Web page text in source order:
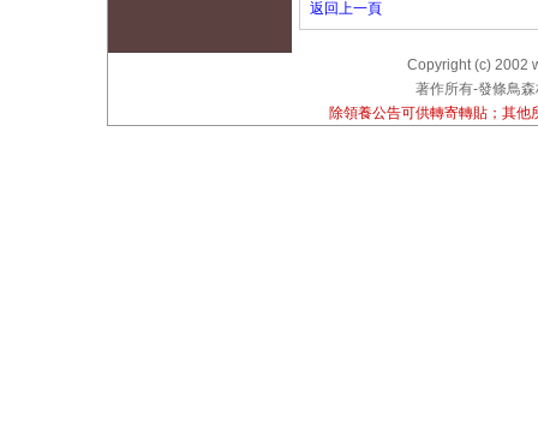
返回上一頁
Copyright (c) 2002
著作所有-發條鳥
除領養公告可供轉寄轉貼；其